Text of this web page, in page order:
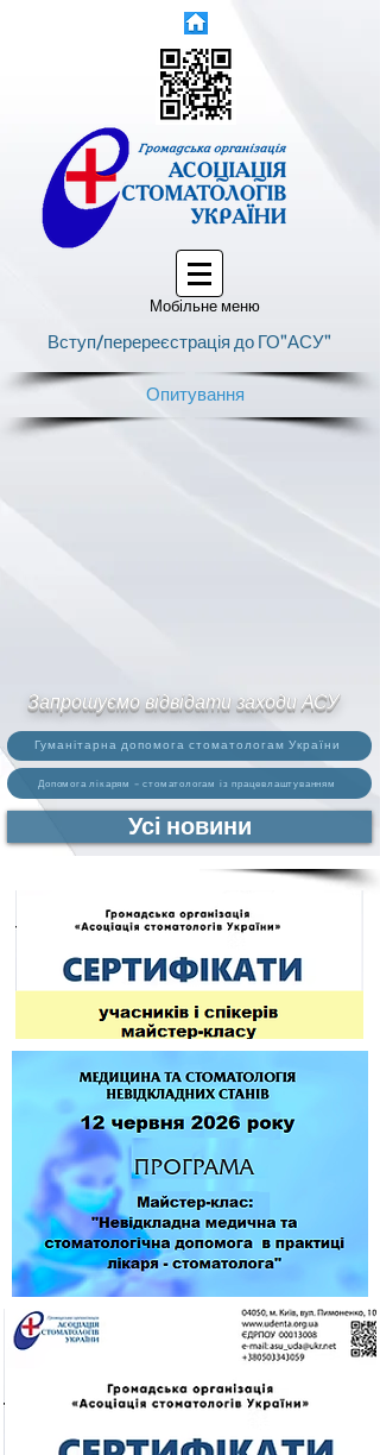
Мобільне меню
Вступ/перереєстрація до ГО"АСУ"
Опитування
Запрошуємо відвідати заходи АСУ
Гуманітарна допомога стоматологам України
Допомога лікарям – стоматологам із працевлаштуванням
Усі новини